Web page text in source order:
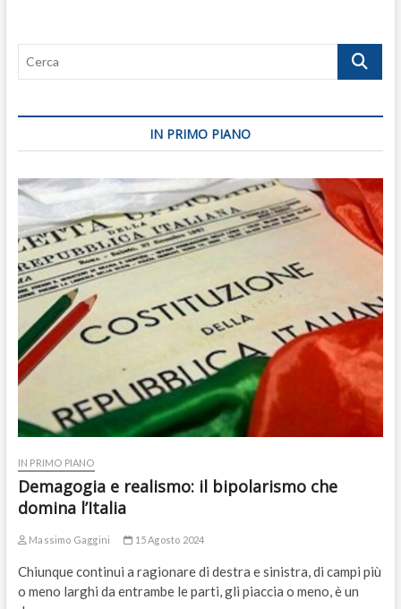
Cerca
IN PRIMO PIANO
IN PRIMO PIANO
Demagogia e realismo: il bipolarismo che
domina l’Italia
Massimo Gaggini 15 Agosto 2024
Chiunque continui a ragionare di destra e sinistra, di campi più
o meno larghi da entrambe le parti, gli piaccia o meno, è un